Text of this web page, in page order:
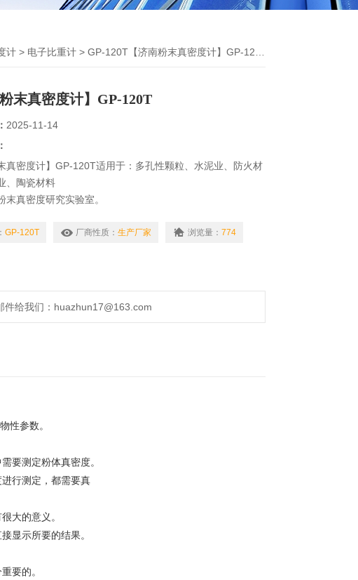
计 > 电子比重计 > GP-120T【济南粉末真密度计】GP-120T
粉末真密度计】GP-120T
2025-11-14
真密度计】GP-120T适用于：多孔性颗粒、水泥业、防火材
、陶瓷材料
末真密度研究实验室。
、
GP-120T 厂商性质： 生产厂家 浏览量： 774
件给我们：huazhun17@163.com
性参数。
要测定粉体真密度。
行测定，都需要真
大的意义。
显示所要的结果。
要的。